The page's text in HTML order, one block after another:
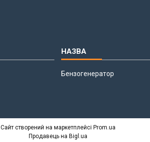
Бензогенератор
Сайт створений на маркетплейсі Prom.ua
Продавець на Bigl.ua